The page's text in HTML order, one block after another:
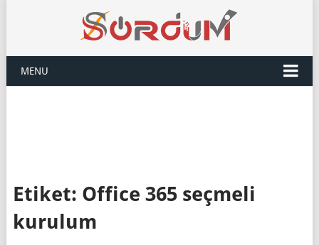
MENU
Etiket: Office 365 seçmeli
kurulum